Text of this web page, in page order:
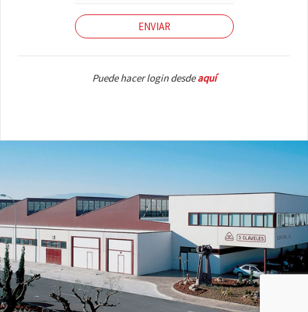
ENVIAR
Puede hacer login desdeaquí